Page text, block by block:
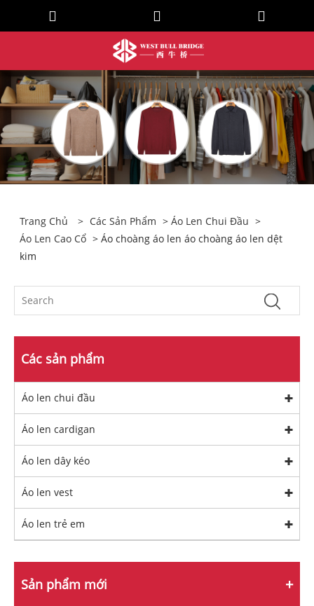
Trang Chủ > Các Sản Phẩm >Áo Len Chui Đầu >
Áo Len Cao Cổ > Áo choàng áo len áo choàng áo len dệt
kim
Các sản phẩm
Áo len chui đầu
Áo len cardigan
Áo len dây kéo
Áo len vest
Áo len trẻ em
Sản phẩm mới